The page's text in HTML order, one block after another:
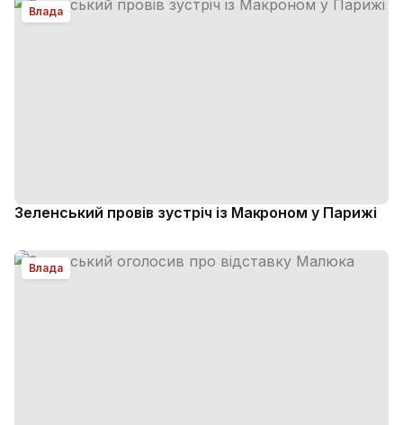
Влада
Зеленський провів зустріч із Макроном у Парижі
Влада